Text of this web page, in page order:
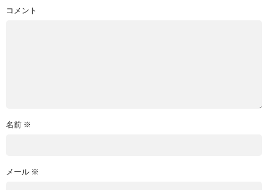
コメント
名前 ※
メール ※